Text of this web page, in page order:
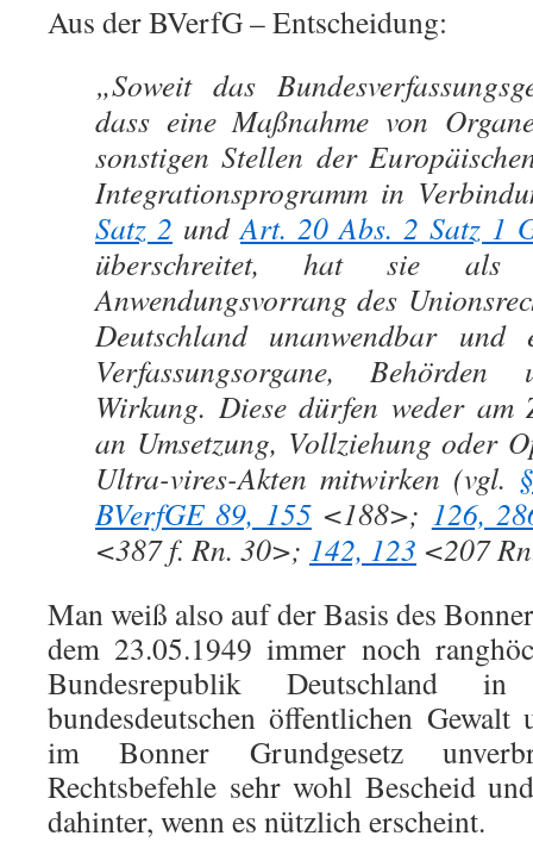
Aus der BVerfG – Entscheidung:
„Soweit das
dass eine Maßnahme von
sonstigen Stellen der
Integrationsprogramm in
Satz 2 undArt. 20 Abs. 2 Satz 1
überschreitet, hat sie als
Anwendungsvorrang des
Deutschland unanwendbar und
Verfassungsorgane,
Wirkung. Diese dürfen weder am
an Umsetzung, Vollziehung oder
Ultra-vires-Akten mitwirken (vgl.
BVerfGE 89, 155<188>; 126,
<387 f. Rn. 30>; 142, 123 <207
Man weiß also auf der Basis des
dem 23.05.1949 immer noch
Bundesrepublik Deutschland
bundesdeutschen öffentlichen
im Bonner Grundgesetz
Rechtsbefehle sehr wohl Bescheid
dahinter, wenn es nützlich erscheint.